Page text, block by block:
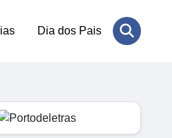
Dia dos Pais